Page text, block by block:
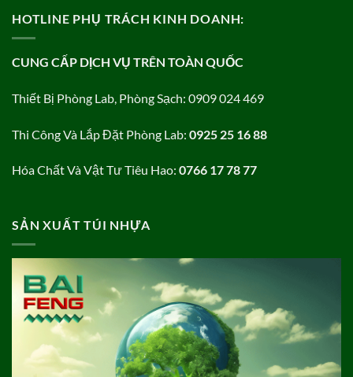
HOTLINE PHỤ TRÁCH KINH DOANH:
CUNG CẤP DỊCH VỤ TRÊN TOÀN QUỐC
Thiết Bị Phòng Lab, Phòng Sạch: 0909 024 469
Thi Công Và Lắp Đặt Phòng Lab: 0925 25 16 88
Hóa Chất Và Vật Tư Tiêu Hao: 0766 17 78 77
SẢN XUẤT TÚI NHỰA